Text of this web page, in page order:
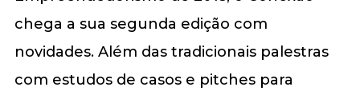
chega a sua segunda edição com
novidades. Além das tradicionais palestras
com estudos de casos e pitches para